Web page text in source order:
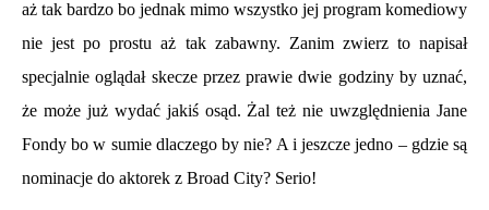
aż tak bardzo bo jednak mimo wszystko jej program komediowy
nie jest po prostu aż tak zabawny. Zanim zwierz to napisał
specjalnie oglądał skecze przez prawie dwie godziny by uznać,
że może już wydać jakiś osąd. Żal też nie uwzględnienia Jane
Fondy bo w sumie dlaczego by nie? A i jeszcze jedno – gdzie są
nominacje do aktorek z Broad City? Serio!